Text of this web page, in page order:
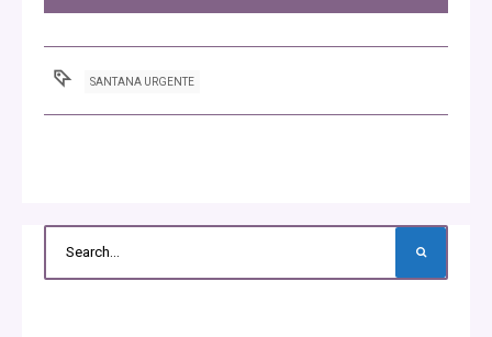
SANTANA URGENTE